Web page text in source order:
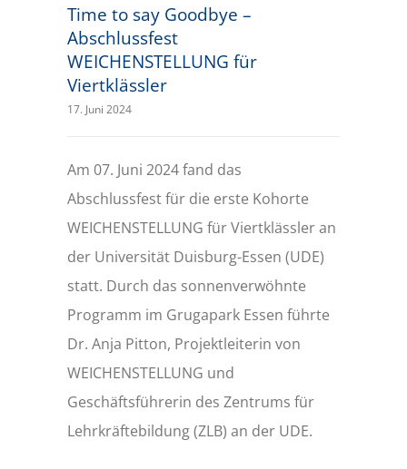
Time to say Goodbye –
Abschlussfest
WEICHENSTELLUNG für
Viertklässler
17. Juni 2024
Am 07. Juni 2024 fand das
Abschlussfest für die erste Kohorte
WEICHENSTELLUNG für Viertklässler an
der Universität Duisburg-Essen (UDE)
statt. Durch das sonnenverwöhnte
Programm im Grugapark Essen führte
Dr. Anja Pitton, Projektleiterin von
WEICHENSTELLUNG und
Geschäftsführerin des Zentrums für
Lehrkräftebildung (ZLB) an der UDE.